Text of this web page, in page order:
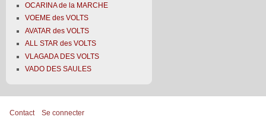
OCARINA de la MARCHE
VOEME des VOLTS
AVATAR des VOLTS
ALL STAR des VOLTS
VLAGADA DES VOLTS
VADO DES SAULES
Contact Se connecter